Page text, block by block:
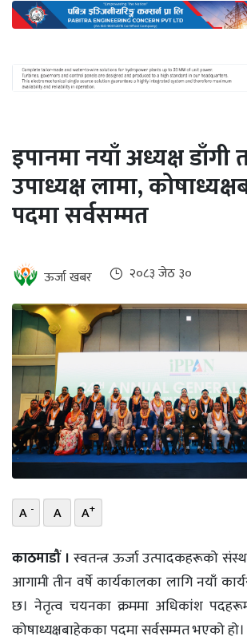
ऊर्जा
दक्षता
खबर
हरित
हाइड्रोजन
सम्पादकीय
बैंक
पर्यटन
भिडियो
छापा
खोज
ऊर्जा
विशेष
इपानमा नयाँ अध्यक्ष डाँगी
उपाध्यक्ष लामा,
पदमा सर्वसम्मत
ऊर्जा खबर २०८३ जेठ ३०
A - A A+
काठमाडौं । स्वतन्त्र ऊर्जा उत्पादकहरूको
आगामी तीन वर्षे कार्यकालका लागि नयाँ
छ। नेतृत्व चयनका क्रममा अधिकांश
कोषाध्यक्षबाहेकका पदमा सर्वसम्मत भएको हो।